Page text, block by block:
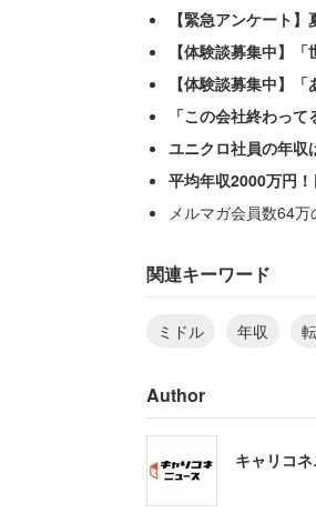
【緊急アンケート
【体験談募集中】
【体験談募集中】
「この会社終わっ
ユニクロ社員の年収
平均年収2000万円
メルマガ会員数64
関連キーワード
ミドル 年収
Author
キャリコ